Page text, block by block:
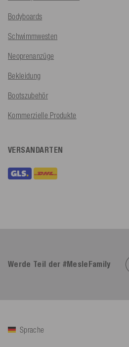
Bodyboards
Schwimmwesten
Neoprenanzüge
Bekleidung
Bootszubehör
Kommerzielle Produkte
VERSANDARTEN
Werde Teil der #MesleFamily
Sprache